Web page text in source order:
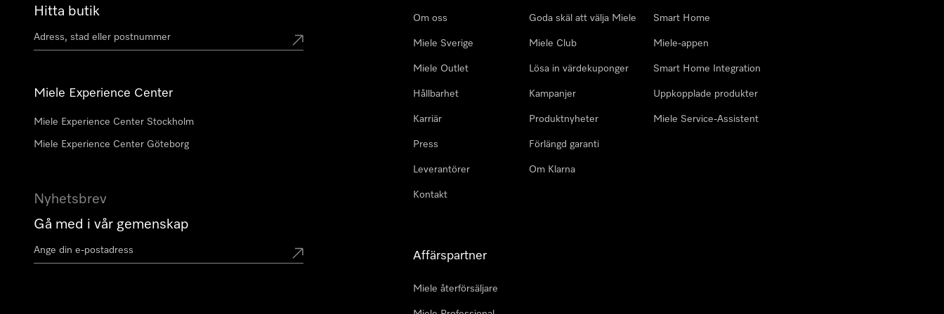
Hitta butik
Miele Experience Center
Miele Experience Center Stockholm
Miele Experience Center Göteborg
Nyhetsbrev
Gå med i vår gemenskap
Om oss
Miele Sverige
Miele Outlet
Hållbarhet
Karriär
Press
Leverantörer
Kontakt
Goda skäl att välja Miele
Miele Club
Lösa in värdekuponger
Kampanjer
Produktnyheter
Förlängd garanti
Om Klarna
Smart Home
Miele-appen
Smart Home Integration
Uppkopplade produkter
Miele Service-Assistent
Affärspartner
Miele återförsäljare